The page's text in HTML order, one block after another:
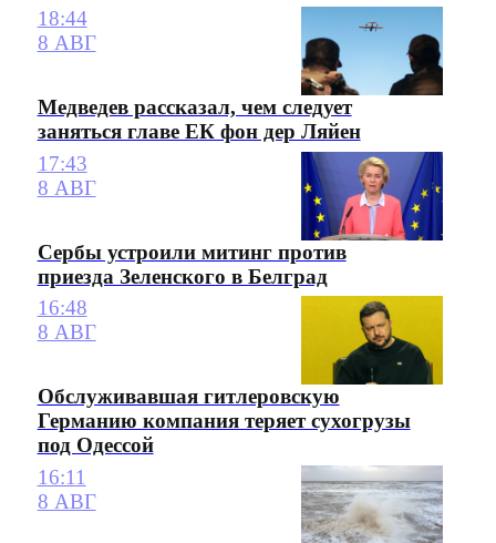
18:44
8 АВГ
Медведев рассказал, чем следует
заняться главе ЕК фон дер Ляйен
17:43
8 АВГ
Сербы устроили митинг против
приезда Зеленского в Белград
16:48
8 АВГ
Обслуживавшая гитлеровскую
Германию компания теряет сухогрузы
под Одессой
16:11
8 АВГ